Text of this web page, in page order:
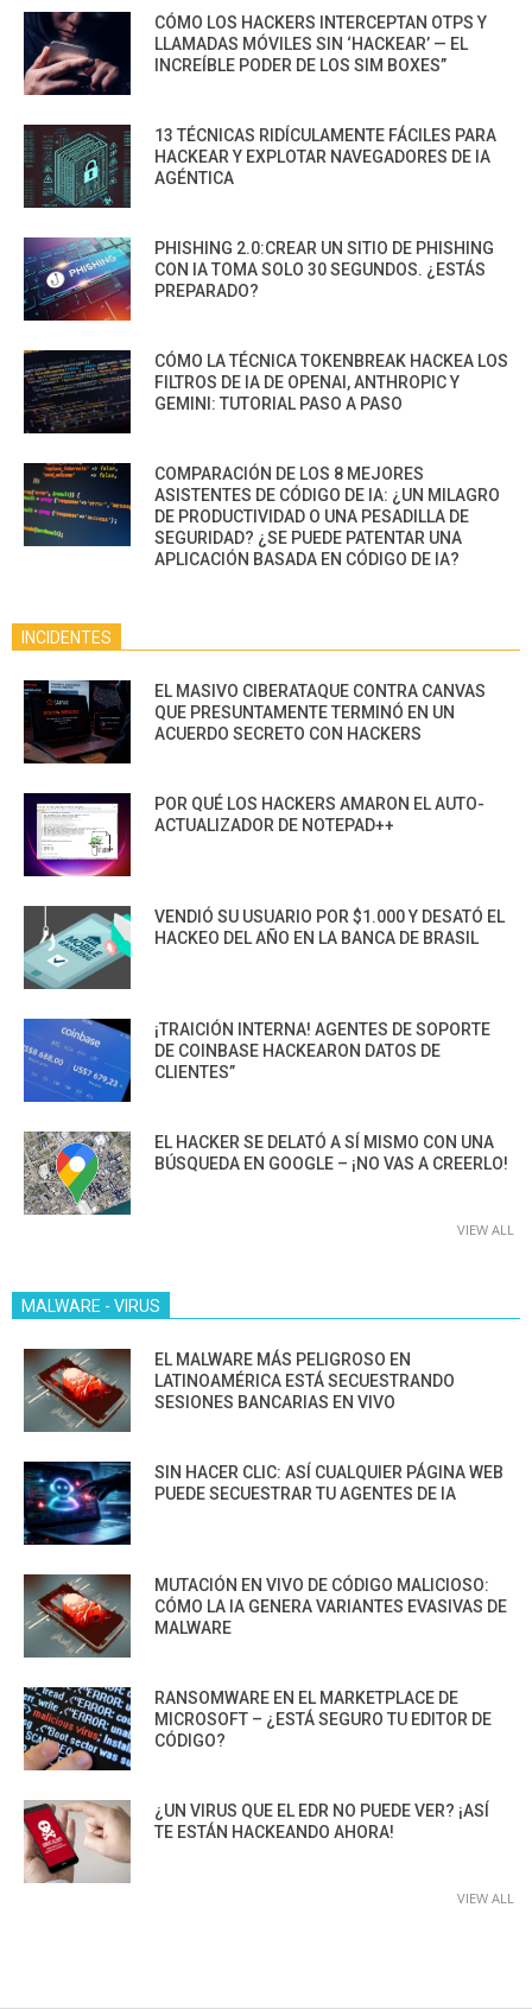
CÓMO LOS HACKERS INTERCEPTAN OTPS Y
LLAMADAS MÓVILES SIN ‘HACKEAR’ — EL
INCREÍBLE PODER DE LOS SIM BOXES”
13 TÉCNICAS RIDÍCULAMENTE FÁCILES PARA
HACKEAR Y EXPLOTAR NAVEGADORES DE IA
AGÉNTICA
PHISHING 2.0:CREAR UN SITIO DE PHISHING
CON IA TOMA SOLO 30 SEGUNDOS. ¿ESTÁS
PREPARADO?
CÓMO LA TÉCNICA TOKENBREAK HACKEA LOS
FILTROS DE IA DE OPENAI, ANTHROPIC Y
GEMINI: TUTORIAL PASO A PASO
COMPARACIÓN DE LOS 8 MEJORES
ASISTENTES DE CÓDIGO DE IA: ¿UN MILAGRO
DE PRODUCTIVIDAD O UNA PESADILLA DE
SEGURIDAD? ¿SE PUEDE PATENTAR UNA
APLICACIÓN BASADA EN CÓDIGO DE IA?
INCIDENTES
EL MASIVO CIBERATAQUE CONTRA CANVAS
QUE PRESUNTAMENTE TERMINÓ EN UN
ACUERDO SECRETO CON HACKERS
POR QUÉ LOS HACKERS AMARON EL AUTO-
ACTUALIZADOR DE NOTEPAD++
VENDIÓ SU USUARIO POR $1.000 Y DESATÓ EL
HACKEO DEL AÑO EN LA BANCA DE BRASIL
¡TRAICIÓN INTERNA! AGENTES DE SOPORTE
DE COINBASE HACKEARON DATOS DE
CLIENTES”
EL HACKER SE DELATÓ A SÍ MISMO CON UNA
BÚSQUEDA EN GOOGLE – ¡NO VAS A CREERLO!
VIEW ALL
MALWARE - VIRUS
EL MALWARE MÁS PELIGROSO EN
LATINOAMÉRICA ESTÁ SECUESTRANDO
SESIONES BANCARIAS EN VIVO
SIN HACER CLIC: ASÍ CUALQUIER PÁGINA WEB
PUEDE SECUESTRAR TU AGENTES DE IA
MUTACIÓN EN VIVO DE CÓDIGO MALICIOSO:
CÓMO LA IA GENERA VARIANTES EVASIVAS DE
MALWARE
RANSOMWARE EN EL MARKETPLACE DE
MICROSOFT – ¿ESTÁ SEGURO TU EDITOR DE
CÓDIGO?
¿UN VIRUS QUE EL EDR NO PUEDE VER? ¡ASÍ
TE ESTÁN HACKEANDO AHORA!
VIEW ALL